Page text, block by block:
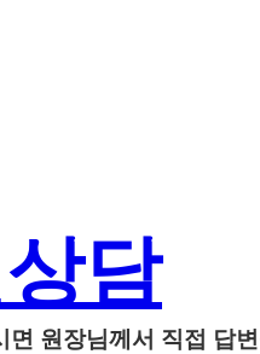
담
면 원장님께서 직접 답